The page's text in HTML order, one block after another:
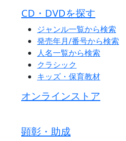
CD・DVDを探す
ジャンル一覧から検索
発売年月/番号から検索
人名一覧から検索
クラシック
キッズ・保育教材
オンラインストア
顕彰・助成